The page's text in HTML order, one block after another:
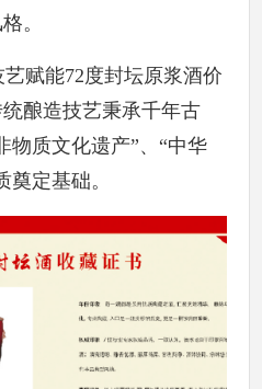
。
艺赋能72度封坛原浆酒价
酿造技艺秉承千年古
物质文化遗产”、“中华
定基础。